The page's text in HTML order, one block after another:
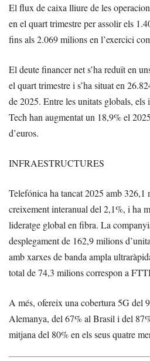
El flux de caixa lliure de les
en el quart trimestre per assolir els
fins als 2.069 milions en l’exercici
El deute financer net s’ha reduït en
el quart trimestre i s’ha situat en
de 2025. Entre les unitats globals, els
Tech han augmentat un 18,9% el
d’euros.
INFRAESTRUCTURES
Telefónica ha tancat 2025 amb 326,1
creixement interanual del 2,1%, i ha
lideratge global en fibra. La
desplegament de 162,9 milions
amb xarxes de banda ampla
total de 74,3 milions correspon a
A més, ofereix una cobertura 5G del
Alemanya, del 67% al Brasil i del
mitjana del 80% en els seus quatre